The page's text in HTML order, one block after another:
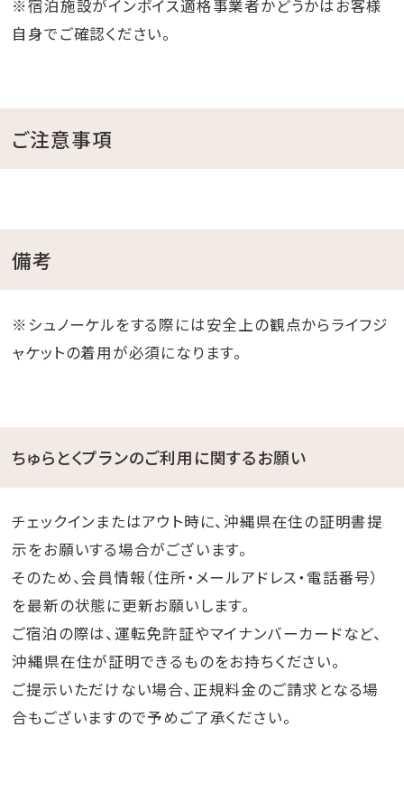
※宿泊施設がインボイス適格事業者かどうかはお客様
自身でご確認ください。
ご注意事項
備考
※シュノーケルをする際には安全上の観点からライフジ
ャケットの着用が必須になります。
ちゅらとくプランのご利用に関するお願い
チェックインまたはアウト時に、沖縄県在住の証明書提
示をお願いする場合がございます。
そのため、会員情報（住所・メールアドレス・電話番号）
を最新の状態に更新お願いします。
ご宿泊の際は、運転免許証やマイナンバーカードなど、
沖縄県在住が証明できるものをお持ちください。
ご提示いただけない場合、正規料金のご請求となる場
合もございますので予めご了承ください。